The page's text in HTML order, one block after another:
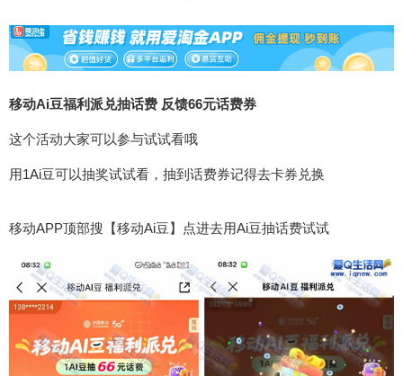
移动Ai豆福利派兑抽话费 反馈66元话费券
这个活动大家可以参与试试看哦
用1Ai豆可以抽奖试试看，抽到话费券记得去卡券兑换
移动APP顶部搜【移动Ai豆】点进去用Ai豆抽话费试试